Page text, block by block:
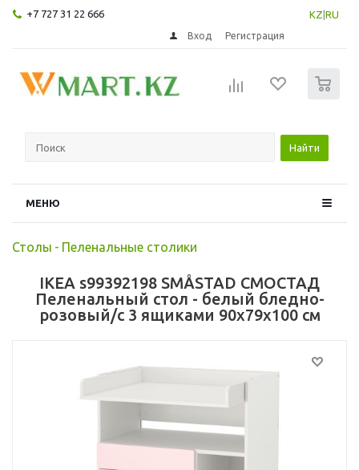
+7 727 31 22 666 KZ RU
Вход Регистрация
Найти
МЕНЮ
Столы - Пеленальные столики
IKEA s99392198 SMÅSTAD СМОСТАД
Пеленальный стол - белый бледно-
розовый/с 3 ящиками 90x79x100 см